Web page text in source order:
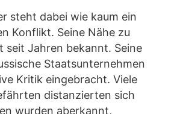
steht dabei wie kaum ein
Konflikt. Seine Nähe zu
seit Jahren bekannt. Seine
Staatsunternehmen
Kritik eingebracht. Viele
distanzierten sich
wurden aberkannt,